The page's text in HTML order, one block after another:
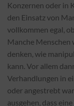
Konzernen oder in
den Einsatz von
vollkommen egal,
Manche
denken, wie
kann. Vor allem
Verhandlungen in
oder angestrebt
ausgehen, dass